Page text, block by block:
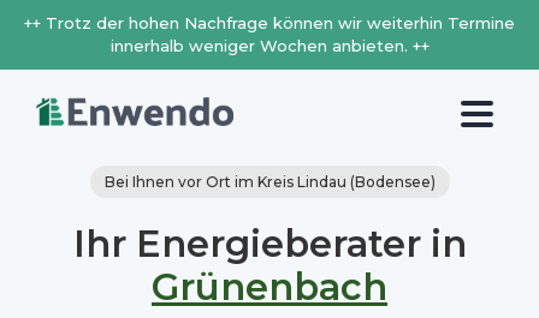
++ Trotz der hohen Nachfrage können wir weiterhin Termine
innerhalb weniger Wochen anbieten. ++
Bei Ihnen vor Ort im Kreis Lindau (Bodensee)
Ihr Energieberater in
Grünenbach